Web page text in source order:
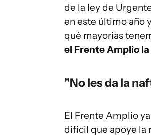
de la ley de
en este último año
qué mayorías
el Frente Amplio la
"No les da la
El Frente Amplio
difícil que apoye la